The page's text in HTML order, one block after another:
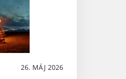
26. MÁJ 2026